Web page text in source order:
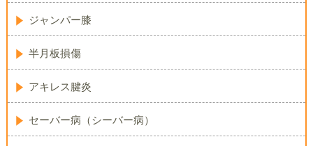
ジャンパー膝
半月板損傷
アキレス腱炎
セーバー病（シーバー病）